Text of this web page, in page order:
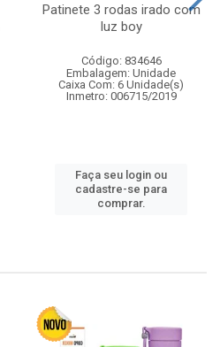
Patinete 3 rodas irado com
luz boy
Código: 834646
Embalagem: Unidade
Caixa Com: 6 Unidade(s)
Inmetro: 006715/2019
Faça seu login ou
cadastre-se para
comprar.